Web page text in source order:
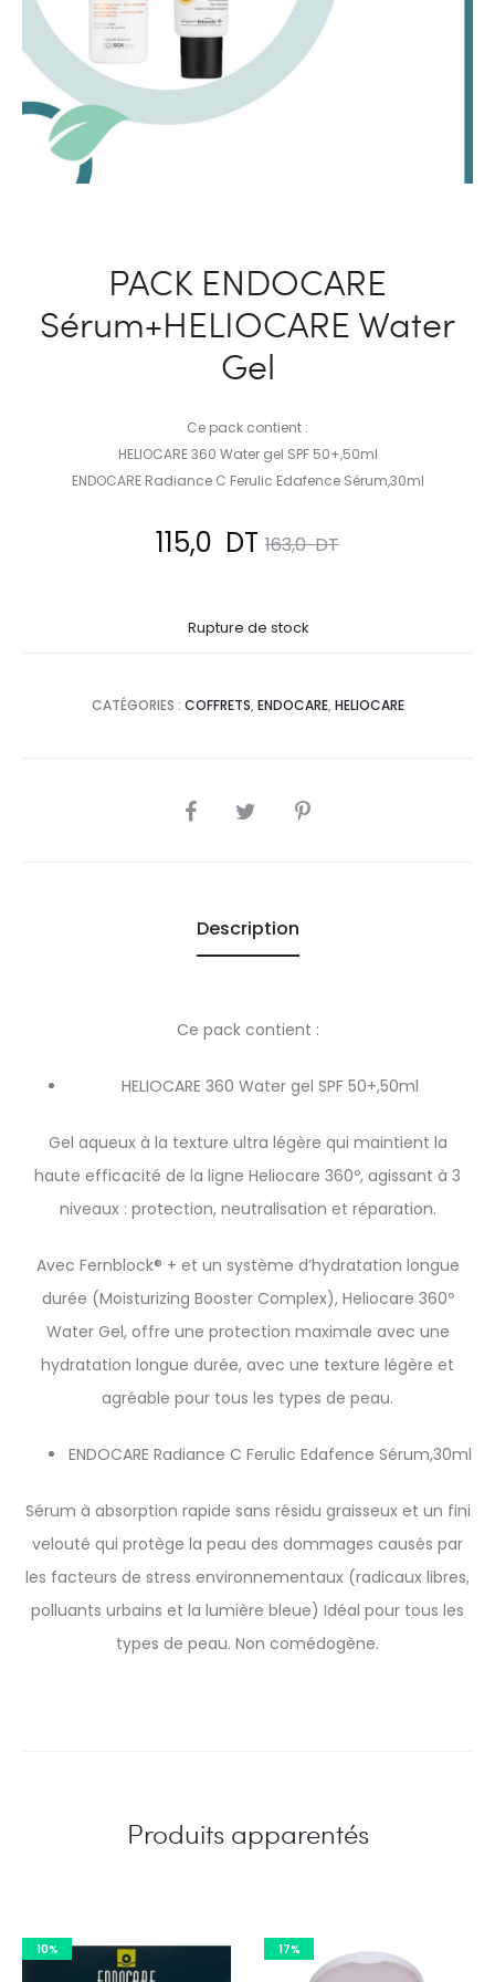
PACK ENDOCARE
Sérum+HELIOCARE Water
Gel
Ce pack contient :
HELIOCARE 360 Water gel SPF 50+,50ml
ENDOCARE Radiance C Ferulic Edafence Sérum,30ml
163,0DT
Le
initial
était :
DT.
115,0 DT
Le
est :
Rupture de stock
CATÉGORIES : COFFRETS, ENDOCARE, HELIOCARE
SHARE
Description
Ce pack contient :
HELIOCARE 360 Water gel SPF 50+,50ml
Gel aqueux à la texture ultra légère qui maintient la
haute efficacité de la ligne Heliocare 360º, agissant à 3
niveaux : protection, neutralisation et réparation.
Avec Fernblock® + et un système d’hydratation longue
durée (Moisturizing Booster Complex), Heliocare 360º
Water Gel, offre une protection maximale avec une
hydratation longue durée, avec une texture légère et
agréable pour tous les types de peau.
ENDOCARE Radiance C Ferulic Edafence Sérum,30ml
Sérum à absorption rapide sans résidu graisseux et un fini
velouté qui protège la peau des dommages causés par
les facteurs de stress environnementaux (radicaux libres,
polluants urbains et la lumière bleue) Idéal pour tous les
types de peau. Non comédogène.
Produits apparentés
10% 17%